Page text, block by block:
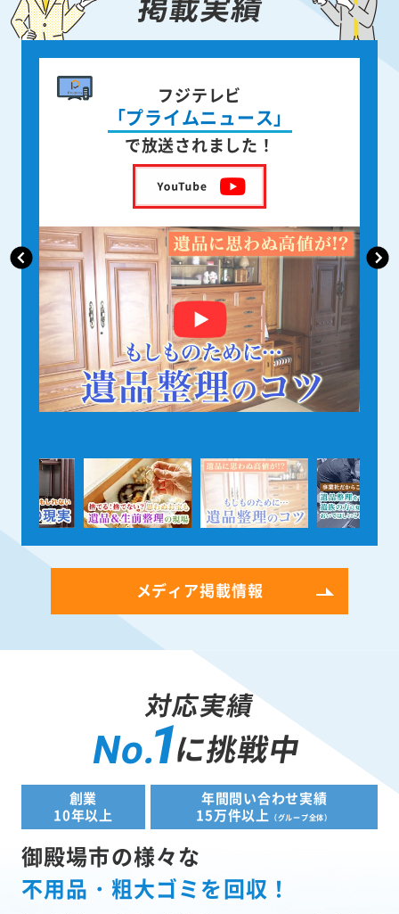
書籍出版
身近な人が
亡くなった後の遺品整理
を出版しました！
メディア掲載情報
対応実績
No.1に挑戦中
創業
10年以上
年間問い合わせ実績
15万件以上
（グループ全体）
御殿場市の様々な
不用品・粗大ゴミを回収！